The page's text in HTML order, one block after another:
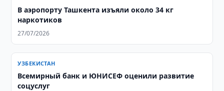
В аэропорту Ташкента изъяли около 34 кг
наркотиков
27/07/2026
УЗБЕКИСТАН
Всемирный банк и ЮНИСЕФ оценили развитие
соцуслуг